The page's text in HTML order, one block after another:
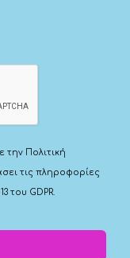
την Πολιτική
τις πληροφορίες
του GDPR.